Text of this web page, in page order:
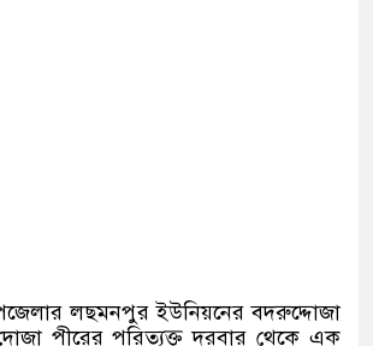
লছমনপুর ইউনিয়নের বদরুদ্দোজা
পীরের পরিত্যক্ত দরবার থেকে এক